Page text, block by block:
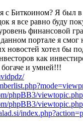
с Биткоином? Я был
я все равно буду
финансовой
портале я
новостей хотел бы
как
богаче и умней!!!
phpBB3/
phpBB3/